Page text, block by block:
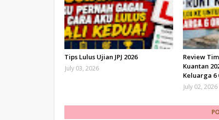
Tips Lulus Ujian JPJ 2026
July 03, 2026
Review
Kuantan
Keluarga 6
July 02, 2026